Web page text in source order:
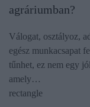
agráriumban?
Válogat, osztályoz,
egész munkacsapat
tűnhet, ez nem egy
amely…
rectangle